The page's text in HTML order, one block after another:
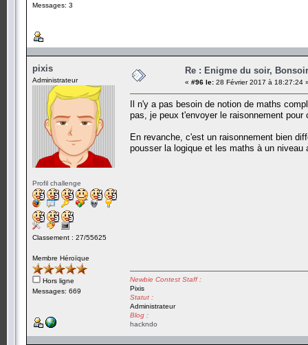
Messages: 3
pixis
Administrateur
Profil challenge
Classement : 27/55625
Membre Héroïque
Hors ligne
Messages: 669
Re : Enigme du soir,
« #96 le: 28 Février 2017 à 18:27:24
Il n'y a pas besoin de notion de maths
pas, je peux t'envoyer le raisonnement pour
En revanche, c'est un raisonnement bien
pousser la logique et les maths à un niveau
Newbie Contest Staff :
Pixis
Statut :
Administrateur
Blog :
hackndo